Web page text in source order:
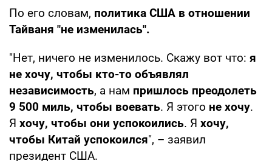
По его словам, политика США в отношении
Тайваня "не изменилась".
"Нет, ничего не изменилось. Скажу вот что: я
не хочу, чтобы кто-то объявлял
независимость, а нам пришлось преодолеть
9 500 миль, чтобы воевать. Я этого не хочу.
Я хочу, чтобы они успокоились. Я хочу,
чтобы Китай успокоился", – заявил
президент США.